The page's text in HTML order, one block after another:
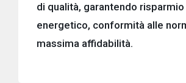
di qualità, garantendo risparmio
energetico, conformità alle
massima affidabilità.